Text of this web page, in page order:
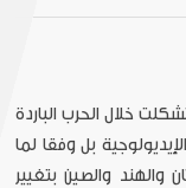
خلال الحرب الباردة
بل وفقا لما
والهند والصين بتغيير